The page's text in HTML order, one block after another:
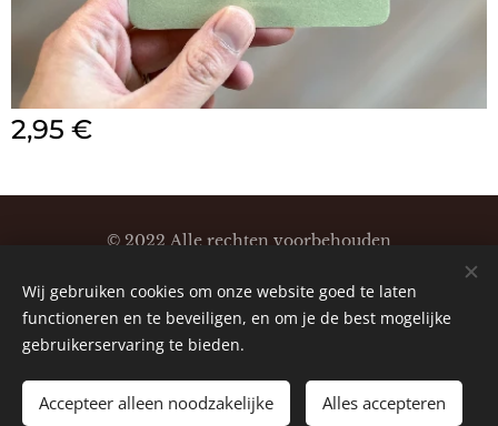
2,95 €
TOEVOEGEN AAN DE WINKELWAGEN
© 2022 Alle rechten voorbehouden
Cookies
Wij gebruiken cookies om onze website goed te laten
functioneren en te beveiligen, en om je de best mogelijke
gebruikerservaring te bieden.
Accepteer alleen noodzakelijke Alles accepteren